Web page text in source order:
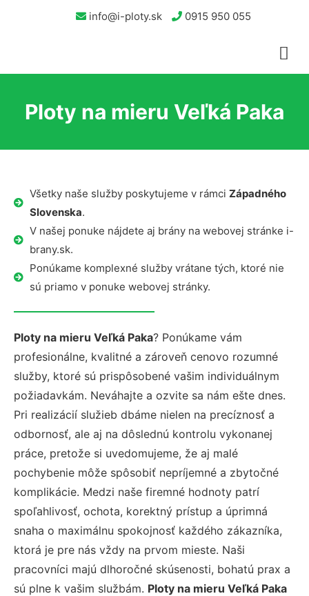
info@i-ploty.sk 0915 950 055
Ploty na mieru Veľká Paka
Všetky naše služby poskytujeme v rámci Západného
Slovenska.
V našej ponuke nájdete aj brány na webovej stránke i-
brany.sk.
Ponúkame komplexné služby vrátane tých, ktoré nie
sú priamo v ponuke webovej stránky.
Ploty na mieru Veľká Paka? Ponúkame vám
profesionálne, kvalitné a zároveň cenovo rozumné
služby, ktoré sú prispôsobené vašim individuálnym
požiadavkám. Neváhajte a ozvite sa nám ešte dnes.
Pri realizácií služieb dbáme nielen na precíznosť a
odbornosť, ale aj na dôslednú kontrolu vykonanej
práce, pretože si uvedomujeme, že aj malé
pochybenie môže spôsobiť nepríjemné a zbytočné
komplikácie. Medzi naše firemné hodnoty patrí
spoľahlivosť, ochota, korektný prístup a úprimná
snaha o maximálnu spokojnosť každého zákazníka,
ktorá je pre nás vždy na prvom mieste. Naši
pracovníci majú dlhoročné skúsenosti, bohatú prax a
sú plne k vašim službám. Ploty na mieru Veľká Paka